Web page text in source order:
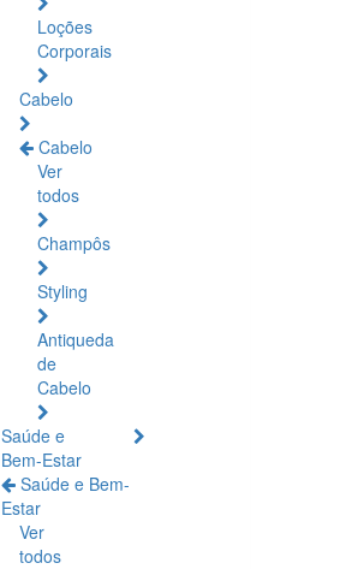
Loções
Corporais
Cabelo
Cabelo
Ver
todos
Champôs
Styling
Antiqueda
de
Cabelo
Saúde e
Bem-Estar
Saúde e Bem-
Estar
Ver
todos